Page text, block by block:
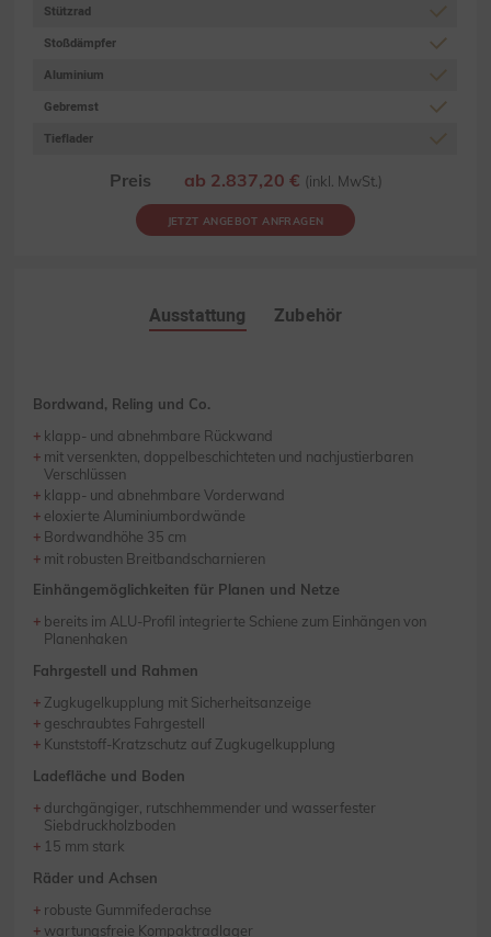
Stützrad
Stoßdämpfer
Aluminium
Gebremst
Tieflader
Preis ab 2.837,20 € (inkl. MwSt.)
JETZT ANGEBOT ANFRAGEN
Ausstattung Zubehör
Bordwand, Reling und Co.
klapp- und abnehmbare Rückwand
mit versenkten, doppelbeschichteten und nachjustierbaren
Verschlüssen
klapp- und abnehmbare Vorderwand
eloxierte Aluminiumbordwände
Bordwandhöhe 35 cm
mit robusten Breitbandscharnieren
Einhängemöglichkeiten für Planen und Netze
bereits im ALU-Profil integrierte Schiene zum Einhängen von
Planenhaken
Fahrgestell und Rahmen
Zugkugelkupplung mit Sicherheitsanzeige
geschraubtes Fahrgestell
Kunststoff-Kratzschutz auf Zugkugelkupplung
Ladefläche und Boden
durchgängiger, rutschhemmender und wasserfester
Siebdruckholzboden
15 mm stark
Räder und Achsen
robuste Gummifederachse
wartungsfreie Kompaktradlager